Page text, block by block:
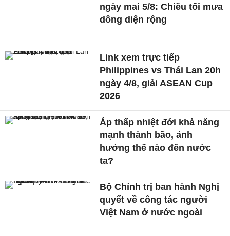
ngày mai 5/8: Chiều tối mưa
dông diện rộng
Link xem trực tiếp
Philippines vs Thái Lan 20h
ngày 4/8, giải ASEAN Cup
2026
Áp thấp nhiệt đới khả năng
mạnh thành bão, ảnh
hưởng thế nào đến nước
ta?
Bộ Chính trị ban hành Nghị
quyết về công tác người
Việt Nam ở nước ngoài